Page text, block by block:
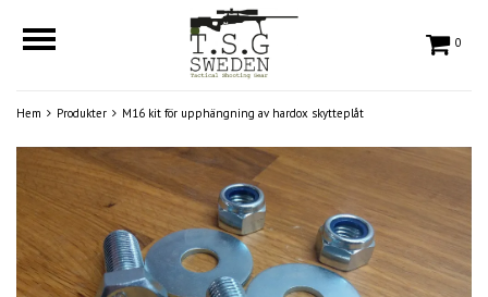
0
Hem Produkter M16 kit för upphängning av hardox skytteplåt